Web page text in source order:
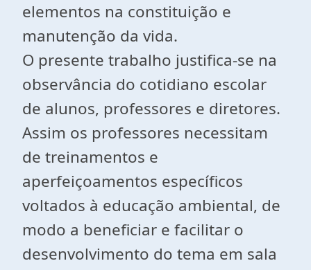
elementos na constituição e
manutenção da vida.
O presente trabalho justifica-se na
observância do cotidiano escolar
de alunos, professores e diretores.
Assim os professores necessitam
de treinamentos e
aperfeiçoamentos específicos
voltados à educação ambiental, de
modo a beneficiar e facilitar o
desenvolvimento do tema em sala